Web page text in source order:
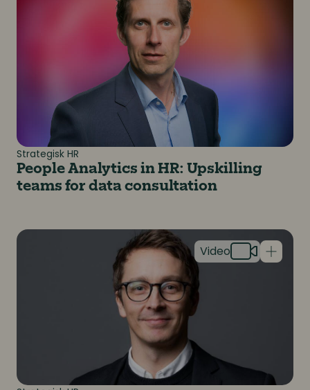
Strategisk HR
People Analytics in HR: Upskilling
teams for data consultation
Hvordan få effekt av HR-prosjekter